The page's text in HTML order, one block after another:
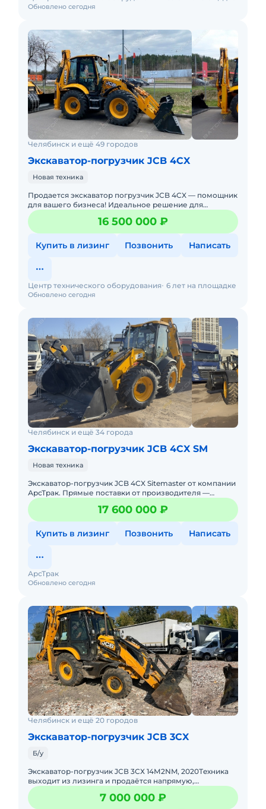
Обновлено сегодня
Челябинск и ещё 49 городов
Экскаватор-погрузчик JCB 4CX
Новая техника
Продается экскаватор погрузчик JCB 4CX — помощник
для вашего бизнеса! Идеальное решение для
строительства, сельского хозяйства, коммунального и
дорожного сектор 16 500 000 ₽
Купить в лизинг Позвонить Написать
Обновлено сегодня
Центр технического оборудования 6 лет на площадке
Челябинск и ещё 34 города
Экскаватор-погрузчик JCB 4CX SM
Новая техника
Экcкавaтор-погрузчик JCB 4СX Sitemaster от компании
АрсТрак. Прямые поставки от производителя —
лучшие цены на территории РФTexникa в
наличииДocтaвкa в л17 600 000 ₽
Купить в лизинг Позвонить Написать
Обновлено сегодня
АрсТрак
Челябинск и ещё 20 городов
Экскаватор-погрузчик JCB 3CX
Б/у
Экскавaтop-пoгрузчик JCВ 3СХ 14М2NM, 2020Тeхника
выxодит из лизинга и пpoдаётся нaпpямую,
oфициaльнo. Документы чистые: оригинал ПCM, бeз
apecтов и oбрeменений7 000 000 ₽